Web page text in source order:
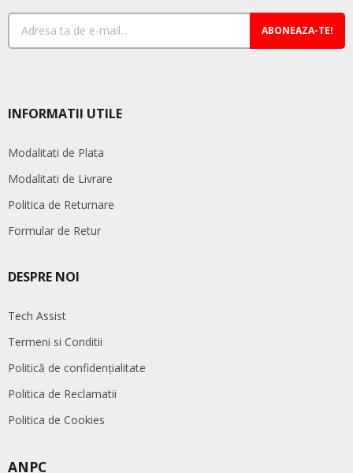
ABONEAZA-TE!
INFORMATII UTILE
Modalitati de Plata
Modalitati de Livrare
Politica de Returnare
Formular de Retur
DESPRE NOI
Tech Assist
Termeni si Conditii
Politică de confidențialitate
Politica de Reclamatii
Politica de Cookies
ANPC